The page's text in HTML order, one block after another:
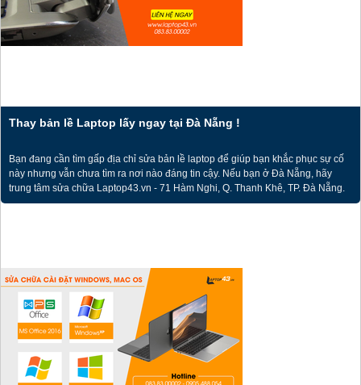
Thay bản lề Laptop lấy ngay tại Đà Nẵng !
Bạn đang cần tìm gấp địa chỉ sửa bản lề laptop để giúp bạn khắc phục sự cố
này nhưng vẫn chưa tìm ra nơi nào đáng tin cậy. Nếu bạn ở Đà Nẵng, hãy
trung tâm sửa chữa Laptop43.vn - 71 Hàm Nghi, Q. Thanh Khê, TP. Đà Nẵng.
Laptop43.vn là địa chỉ đảm bảo đáp ứng, làm hài lòng tất cả các yêu cầu của